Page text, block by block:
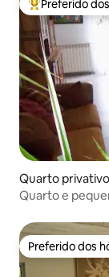
Entre os
Preferido
Quarto privativo
Quarto e
Preferido dos
Preferido dos